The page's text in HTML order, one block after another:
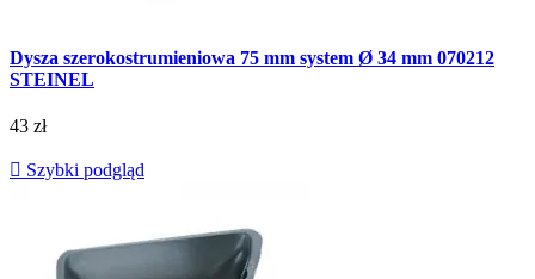
Dysza szerokostrumieniowa 75 mm system Ø 34 mm 070212
STEINEL
43 zł
 Szybki podgląd